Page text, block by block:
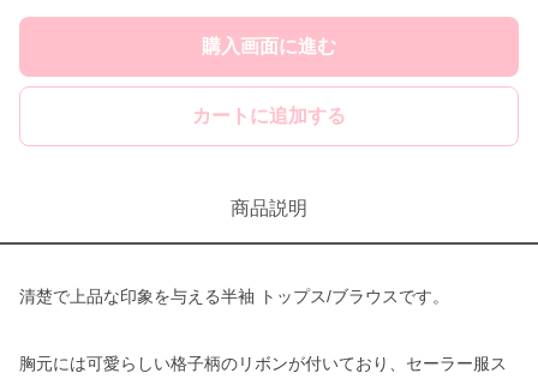
購入画面に進む
カートに追加する
商品説明
清楚で上品な印象を与える半袖 トップス/ブラウスです。
胸元には可愛らしい格子柄のリボンが付いており、セーラー服ス